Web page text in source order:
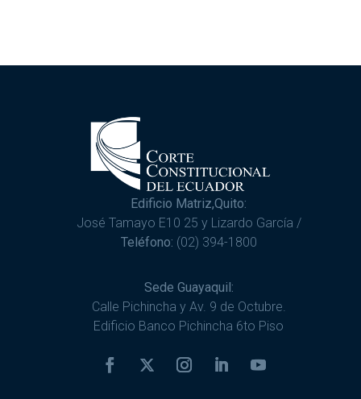
Edificio Matriz,Quito:
José Tamayo E10 25 y Lizardo García /
Teléfono: (02) 394-1800
Sede Guayaquil:
Calle Pichincha y Av. 9 de Octubre.
Edificio Banco Pichincha 6to Piso